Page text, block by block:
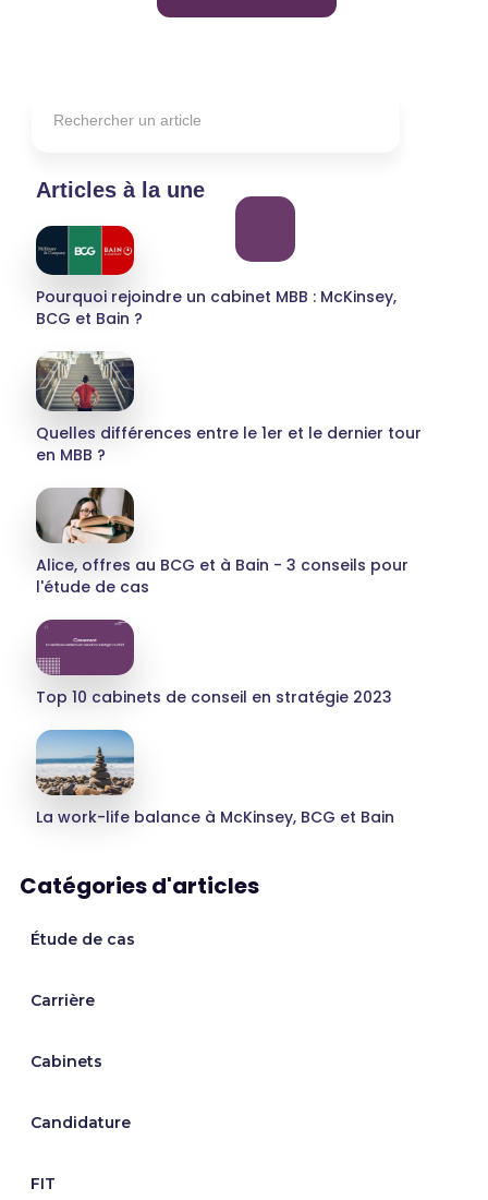
Articles à la une
Pourquoi rejoindre un cabinet MBB : McKinsey,
BCG et Bain ?
Quelles différences entre le 1er et le dernier tour
en MBB ?
Alice, offres au BCG et à Bain - 3 conseils pour
l'étude de cas
Top 10 cabinets de conseil en stratégie 2023
La work-life balance à McKinsey, BCG et Bain
Catégories d'articles
Étude de cas
Carrière
Cabinets
Candidature
FIT